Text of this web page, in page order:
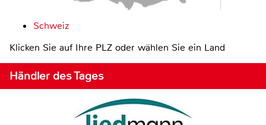
Schweiz
Klicken Sie auf Ihre PLZ oder wählen Sie ein Land
Händler des Tages